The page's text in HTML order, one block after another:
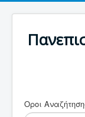
Οροι